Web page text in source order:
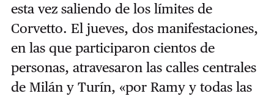
esta vez saliendo de los límites de
Corvetto. El jueves, dos manifestaciones,
en las que participaron cientos de
personas, atravesaron las calles centrales
de Milán y Turín, «por Ramy y todas las